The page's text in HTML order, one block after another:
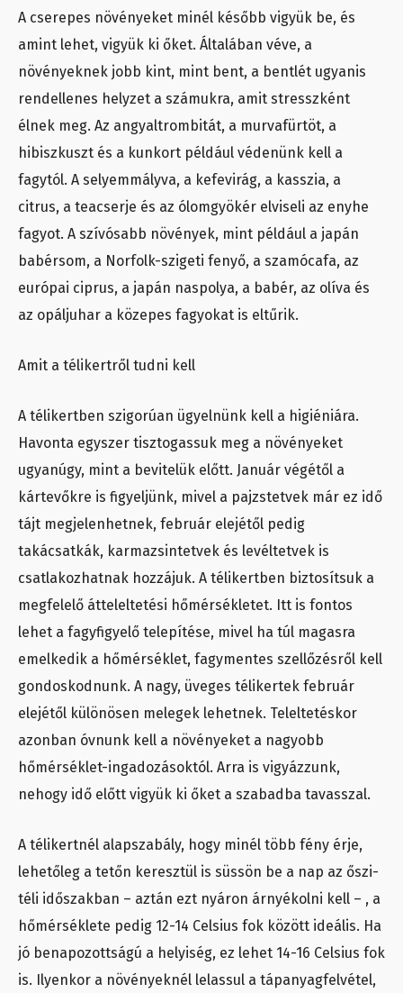
A cserepes növényeket minél később vigyük be, és
amint lehet, vigyük ki őket. Általában véve, a
növényeknek jobb kint, mint bent, a bentlét ugyanis
rendellenes helyzet a számukra, amit stresszként
élnek meg. Az angyaltrombitát, a murvafürtöt, a
hibiszkuszt és a kunkort például védenünk kell a
fagytól. A selyemmályva, a kefevirág, a kasszia, a
citrus, a teacserje és az ólomgyökér elviseli az enyhe
fagyot. A szívósabb növények, mint például a japán
babérsom, a Norfolk-szigeti fenyő, a szamócafa, az
európai ciprus, a japán naspolya, a babér, az olíva és
az opáljuhar a közepes fagyokat is eltűrik.
Amit a télikertről tudni kell
A télikertben szigorúan ügyelnünk kell a higiéniára.
Havonta egyszer tisztogassuk meg a növényeket
ugyanúgy, mint a bevitelük előtt. Január végétől a
kártevőkre is figyeljünk, mivel a pajzstetvek már ez idő
tájt megjelenhetnek, február elejétől pedig
takácsatkák, karmazsintetvek és levéltetvek is
csatlakozhatnak hozzájuk. A télikertben biztosítsuk a
megfelelő átteleltetési hőmérsékletet. Itt is fontos
lehet a fagyfigyelő telepítése, mivel ha túl magasra
emelkedik a hőmérséklet, fagymentes szellőzésről kell
gondoskodnunk. A nagy, üveges télikertek február
elejétől különösen melegek lehetnek. Teleltetéskor
azonban óvnunk kell a növényeket a nagyobb
hőmérséklet-ingadozásoktól. Arra is vigyázzunk,
nehogy idő előtt vigyük ki őket a szabadba tavasszal.
A télikertnél alapszabály, hogy minél több fény érje,
lehetőleg a tetőn keresztül is süssön be a nap az őszi-
téli időszakban – aztán ezt nyáron árnyékolni kell – , a
hőmérséklete pedig 12-14 Celsius fok között ideális. Ha
jó benapozottságú a helyiség, ez lehet 14-16 Celsius fok
is. Ilyenkor a növényeknél lelassul a tápanyagfelvétel,